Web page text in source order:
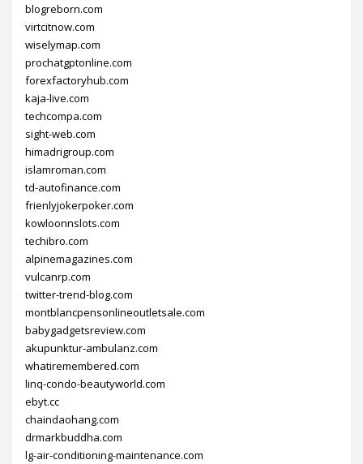
blogreborn.com
virtcitnow.com
wiselymap.com
prochatgptonline.com
forexfactoryhub.com
kaja-live.com
techcompa.com
sight-web.com
himadrigroup.com
islamroman.com
td-autofinance.com
frienlyjokerpoker.com
kowloonnslots.com
techibro.com
alpinemagazines.com
vulcanrp.com
twitter-trend-blog.com
montblancpensonlineoutletsale.com
babygadgetsreview.com
akupunktur-ambulanz.com
whatiremembered.com
linq-condo-beautyworld.com
ebyt.cc
chaindaohang.com
drmarkbuddha.com
lg-air-conditioning-maintenance.com